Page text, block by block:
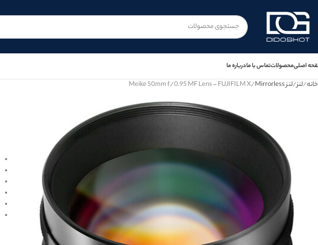
اصلیمحصولاتتماس با مادرباره ما
خانه لنز لنز Mirrorless Meike 50mm f/0.95 MF Lens – FUJIFILM X